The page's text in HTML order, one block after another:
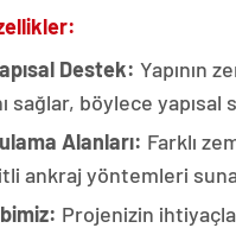
Destek: Yapının
sağlar, böylece yapısal
Alanları: Farklı
ankraj yöntemleri
Projenizin